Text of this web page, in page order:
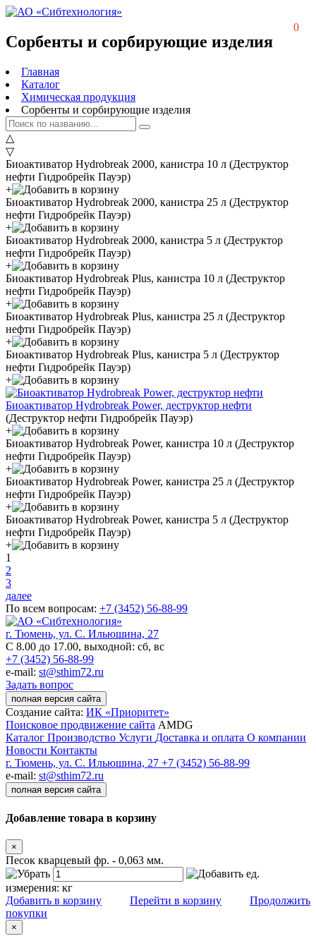
0
Сорбенты и сорбирующие изделия
Главная
Каталог
Химическая продукция
Сорбенты и сорбирующие изделия
△
▽
Биоактиватор Hydrobreak 2000, канистра 10 л (Деструктор
нефти Гидробрейк Пауэр)
+
Биоактиватор Hydrobreak 2000, канистра 25 л (Деструктор
нефти Гидробрейк Пауэр)
+
Биоактиватор Hydrobreak 2000, канистра 5 л (Деструктор
нефти Гидробрейк Пауэр)
+
Биоактиватор Hydrobreak Plus, канистра 10 л (Деструктор
нефти Гидробрейк Пауэр)
+
Биоактиватор Hydrobreak Plus, канистра 25 л (Деструктор
нефти Гидробрейк Пауэр)
+
Биоактиватор Hydrobreak Plus, канистра 5 л (Деструктор
нефти Гидробрейк Пауэр)
+
Биоактиватор Hydrobreak Power, деструктор нефти
(Деструктор нефти Гидробрейк Пауэр)
+
Биоактиватор Hydrobreak Power, канистра 10 л (Деструктор
нефти Гидробрейк Пауэр)
+
Биоактиватор Hydrobreak Power, канистра 25 л (Деструктор
нефти Гидробрейк Пауэр)
+
Биоактиватор Hydrobreak Power, канистра 5 л (Деструктор
нефти Гидробрейк Пауэр)
+
1
2
3
далее
По всем вопросам: +7 (3452) 56-88-99
г. Тюмень, ул. С. Ильюшина, 27
С 8.00 до 17.00, выходной: сб, вс
+7 (3452) 56-88-99
e-mail: st@sthim72.ru
Задать вопрос
полная версия сайта
Создание сайта: ИК «Приоритет»
Поисковое продвижение сайта AMDG
Каталог Производство Услуги Доставка и оплата О компании
Новости Контакты
г. Тюмень, ул. С. Ильюшина, 27 +7 (3452) 56-88-99
e-mail: st@sthim72.ru
полная версия сайта
Добавление товара в корзину
×
Песок кварцевый фр. - 0,063 мм.
ед.
измерения: кг
Добавить в корзину
Перейти в корзину
Продолжить
покупки
×